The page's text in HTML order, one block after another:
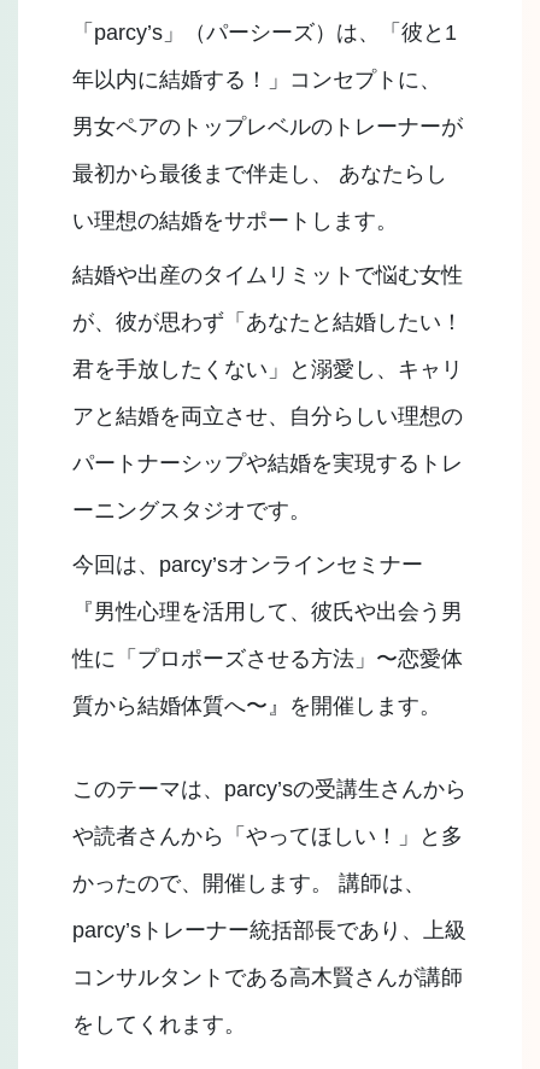
「parcy’s」（パーシーズ）は、「彼と1
年以内に結婚する！」コンセプトに、
男女ペアのトップレベルのトレーナーが
最初から最後まで伴走し、 あなたらし
い理想の結婚をサポートします。
結婚や出産のタイムリミットで悩む女性
が、彼が思わず「あなたと結婚したい！
君を手放したくない」と溺愛し、キャリ
アと結婚を両立させ、自分らしい理想の
パートナーシップや結婚を実現するトレ
ーニングスタジオです。
今回は、parcy’sオンラインセミナー
『男性心理を活用して、彼氏や出会う男
性に「プロポーズさせる方法」〜恋愛体
質から結婚体質へ〜』を開催します。
このテーマは、parcy’sの受講生さんから
や読者さんから「やってほしい！」と多
かったので、開催します。 講師は、
parcy’sトレーナー統括部長であり、上級
コンサルタントである高木賢さんが講師
をしてくれます。